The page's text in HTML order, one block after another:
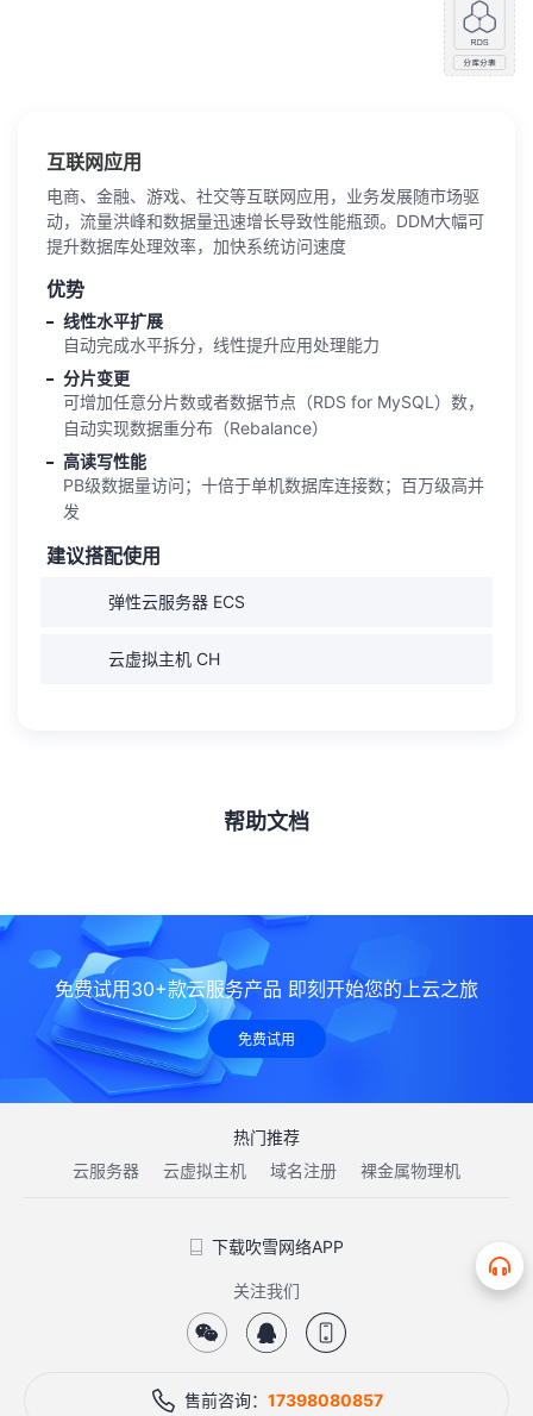
互联网应用
电商、金融、游戏、社交等互联网应用，业务发展随市场驱
动，流量洪峰和数据量迅速增长导致性能瓶颈。DDM大幅可
提升数据库处理效率，加快系统访问速度
优势
线性水平扩展
自动完成水平拆分，线性提升应用处理能力
分片变更
可增加任意分片数或者数据节点（RDS for MySQL）数，
自动实现数据重分布（Rebalance）
高读写性能
PB级数据量访问；十倍于单机数据库连接数；百万级高并
发
建议搭配使用
弹性云服务器 ECS
云虚拟主机 CH
帮助文档
免费试用30+款云服务产品 即刻开始您的上云之旅
免费试用
热门推荐
云服务器
云虚拟主机 域名注册 裸金属物理机
下载吹雪网络APP
关注我们
售前咨询： 17398080857